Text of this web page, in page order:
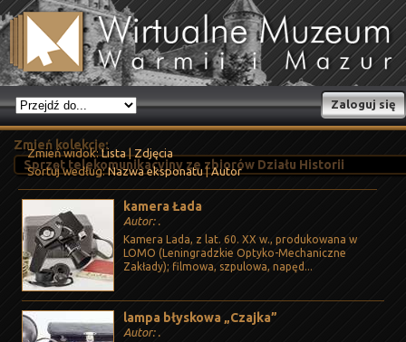
Zaloguj się
Zmień kolekcję:
Zmień widok:Lista|Zdjęcia
Sortuj według:Nazwa eksponatu|Autor
kamera Łada
Autor: .
Kamera Lada, z lat. 60. XX w., produkowana w
LOMO (Leningradzkie Optyko-Mechaniczne
Zakłady); filmowa, szpulowa, napęd...
lampa błyskowa „Czajka”
Autor: .